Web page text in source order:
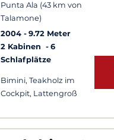
Punta Ala (43 km von
Talamone)
2004
9.72 Meter
2 Kabinen
6
Schlafplätze
Bimini, Teakholz im
Cockpit, Lattengroß